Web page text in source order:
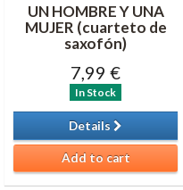
UN HOMBRE Y UNA
MUJER (cuarteto de
saxofón)
7,99 €
In Stock
Details
Add to cart